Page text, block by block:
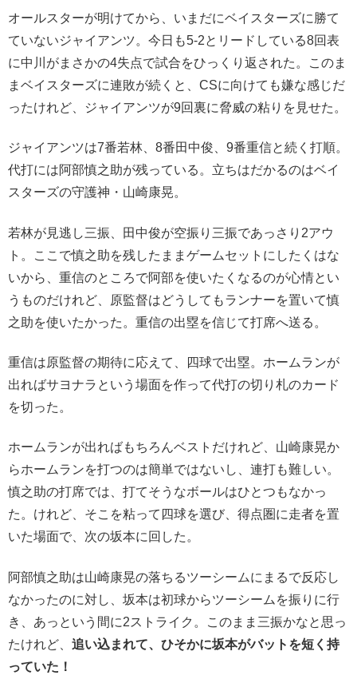
オールスターが明けてから、いまだにベイスターズに勝て
ていないジャイアンツ。今日も5-2とリードしている8回表
に中川がまさかの4失点で試合をひっくり返された。このま
まベイスターズに連敗が続くと、CSに向けても嫌な感じだ
ったけれど、ジャイアンツが9回裏に脅威の粘りを見せた。
ジャイアンツは7番若林、8番田中俊、9番重信と続く打順。
代打には阿部慎之助が残っている。立ちはだかるのはベイ
スターズの守護神・山崎康晃。
若林が見逃し三振、田中俊が空振り三振であっさり2アウ
ト。ここで慎之助を残したままゲームセットにしたくはな
いから、重信のところで阿部を使いたくなるのが心情とい
うものだけれど、原監督はどうしてもランナーを置いて慎
之助を使いたかった。重信の出塁を信じて打席へ送る。
重信は原監督の期待に応えて、四球で出塁。ホームランが
出ればサヨナラという場面を作って代打の切り札のカード
を切った。
ホームランが出ればもちろんベストだけれど、山崎康晃か
らホームランを打つのは簡単ではないし、連打も難しい。
慎之助の打席では、打てそうなボールはひとつもなかっ
た。けれど、そこを粘って四球を選び、得点圏に走者を置
いた場面で、次の坂本に回した。
阿部慎之助は山崎康晃の落ちるツーシームにまるで反応し
なかったのに対し、坂本は初球からツーシームを振りに行
き、あっという間に2ストライク。このまま三振かなと思っ
たけれど、 追い込まれて、ひそかに坂本がバットを短く持
っていた！